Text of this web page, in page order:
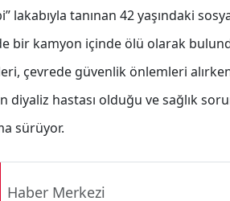
lakabıyla tanınan 42 yaşındaki
bir kamyon içinde ölü olarak
çevrede güvenlik önlemleri
diyaliz hastası olduğu ve sağlık
sürüyor.
Haber Merkezi